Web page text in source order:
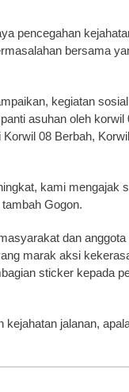
pencegahan
bersama
kegiatan
asuhan oleh korwil
08 Berbah,
kami mengajak
Gogon.
dan
marak aksi
sticker kepada
jalanan,